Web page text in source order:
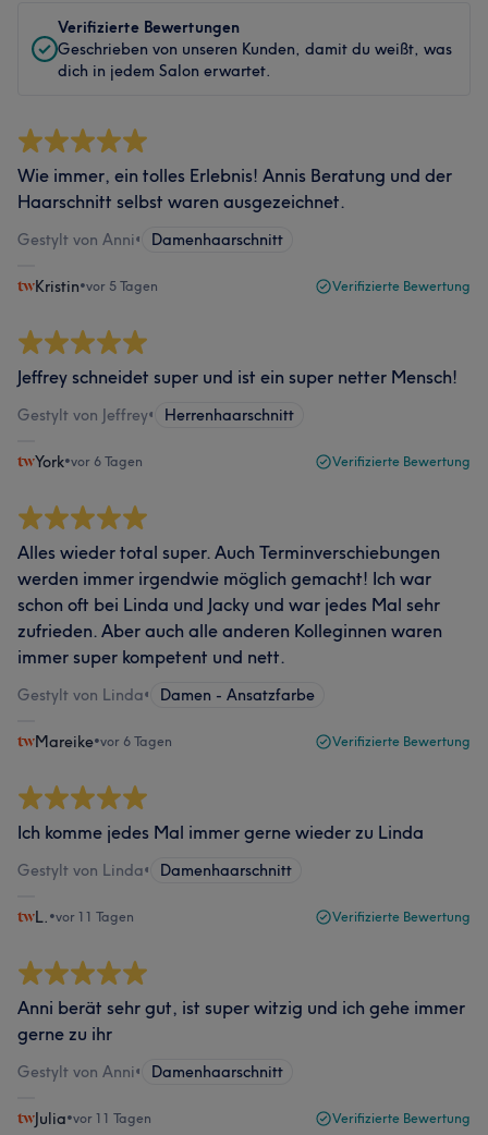
Verifizierte Bewertungen
Geschrieben von unseren Kunden, damit du weißt, was
dich in jedem Salon erwartet.
Wie immer, ein tolles Erlebnis! Annis Beratung und der
Haarschnitt selbst waren ausgezeichnet.
Gestylt von Anni• Damenhaarschnitt
Kristin•vor 5 Tagen Verifizierte Bewertung
Jeffrey schneidet super und ist ein super netter Mensch!
Gestylt von Jeffrey• Herrenhaarschnitt
York•vor 6 Tagen Verifizierte Bewertung
Alles wieder total super. Auch Terminverschiebungen
werden immer irgendwie möglich gemacht! Ich war
schon oft bei Linda und Jacky und war jedes Mal sehr
zufrieden. Aber auch alle anderen Kolleginnen waren
immer super kompetent und nett.
Gestylt von Linda• Damen - Ansatzfarbe
Mareike•vor 6 Tagen Verifizierte Bewertung
Ich komme jedes Mal immer gerne wieder zu Linda
Gestylt von Linda• Damenhaarschnitt
L. •vor 11 Tagen Verifizierte Bewertung
Anni berät sehr gut, ist super witzig und ich gehe immer
gerne zu ihr
Gestylt von Anni• Damenhaarschnitt
Julia•vor 11 Tagen Verifizierte Bewertung